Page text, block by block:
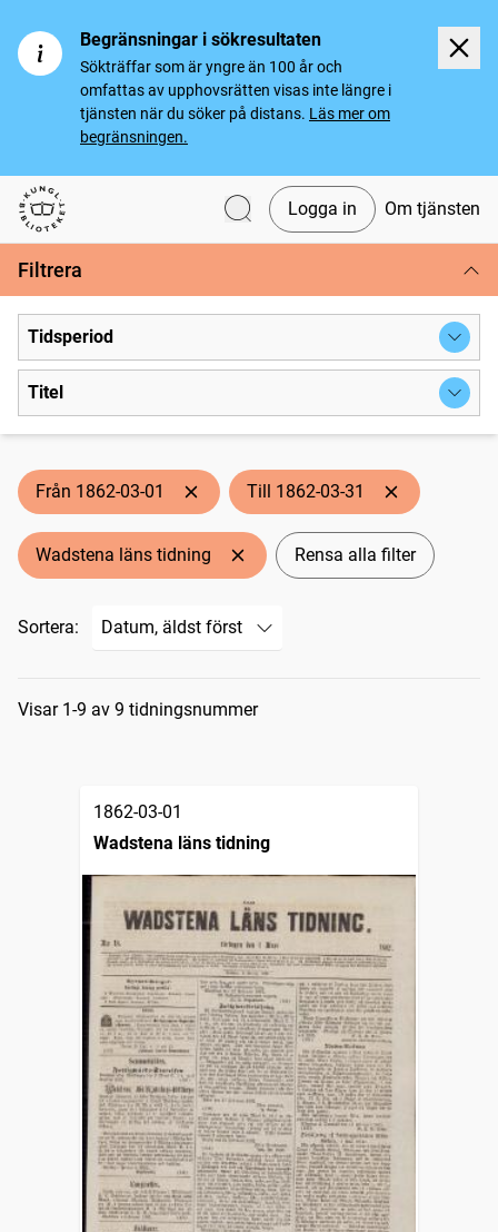
Begränsningar i sökresultaten
Sökträffar som är yngre än 100 år och
omfattas av upphovsrätten visas inte längre i
tjänsten när du söker på distans. Läs mer om
begränsningen.
Svenska tidningar
Logga in Om tjänsten
Filtrera
Tidsperiod
Titel
Från 1862-03-01 Till 1862-03-31
Wadstena läns tidning Rensa alla filter
Sortera:
Sökresultat
Visar 1-9 av 9 tidningsnummer
1862-03-01
Wadstena läns tidning